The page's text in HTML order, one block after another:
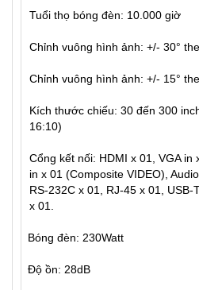
Tuổi thọ bóng đèn: 10.000 giờ
Chỉnh vuông hình ảnh: +/- 30°
Chỉnh vuông hình ảnh: +/- 15°
Kích thước chiếu: 30 đến 300
16:10)
Cổng kết nối: HDMI x 01, VGA in
in x 01 (Composite VIDEO),
RS-232C x 01, RJ-45 x 01, USB-
x 01.
Bóng đèn: 230Watt
Độ ồn: 28dB